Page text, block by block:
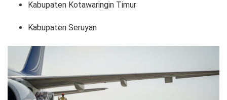
Kabupaten Kotawaringin Timur
Kabupaten Seruyan